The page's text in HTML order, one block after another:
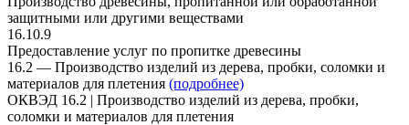
защитными или другими веществами
16.10.9
Предоставление услуг по пропитке древесины
16.2 — Производство изделий из дерева, пробки, соломки и
материалов для плетения (подробнее)
ОКВЭД 16.2 | Производство изделий из дерева, пробки,
соломки и материалов для плетения